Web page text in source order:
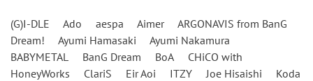
(G)I-DLE Ado aespa Aimer
ARGONAVIS from BanG
Dream!
Ayumi Hamasaki
Ayumi Nakamura
BABYMETAL
BanG Dream BoA
CHiCO with
HoneyWorks
ClariS Eir Aoi ITZY Joe Hisaishi
Koda